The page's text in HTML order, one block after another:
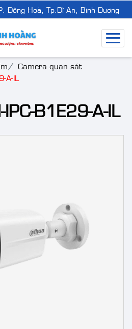
Đông Hoà, Tp.Dĩ An, Bình Dương
Camera quan sát
A-IL
B1E29-A-IL